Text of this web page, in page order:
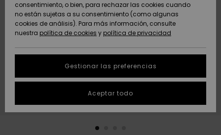
Novedades
Destacados
Novedades
Destacados
Comunidad
AYUDA &
CONTACTO
Protección de
datos
personales
Inicia una
conversación
más rápida a
SOSTENIBILIDAD
consentimiento, o bien, para rechazar las cookies cuando
no están sujetas a su consentimiento (como algunas
cookies de análisis). Para más información, consulte
nuestra política de cookies y política de privacidad
Gestionar las preferencias
Aceptar todo